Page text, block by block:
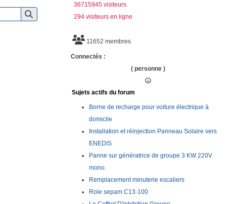
36715945 visiteurs
294 visiteurs en ligne
11652 membres
Connectés :
( personne )
Sujets actifs du forum
Borne de recharge pour voiture électrique à
domicile
Installation et réinjection Panneau Solaire vers
ENEDIS
Panne sur génératrice de groupe 3 KW 220V
mono.
Remplacement minuterie escaliers
Role sepam C13-100